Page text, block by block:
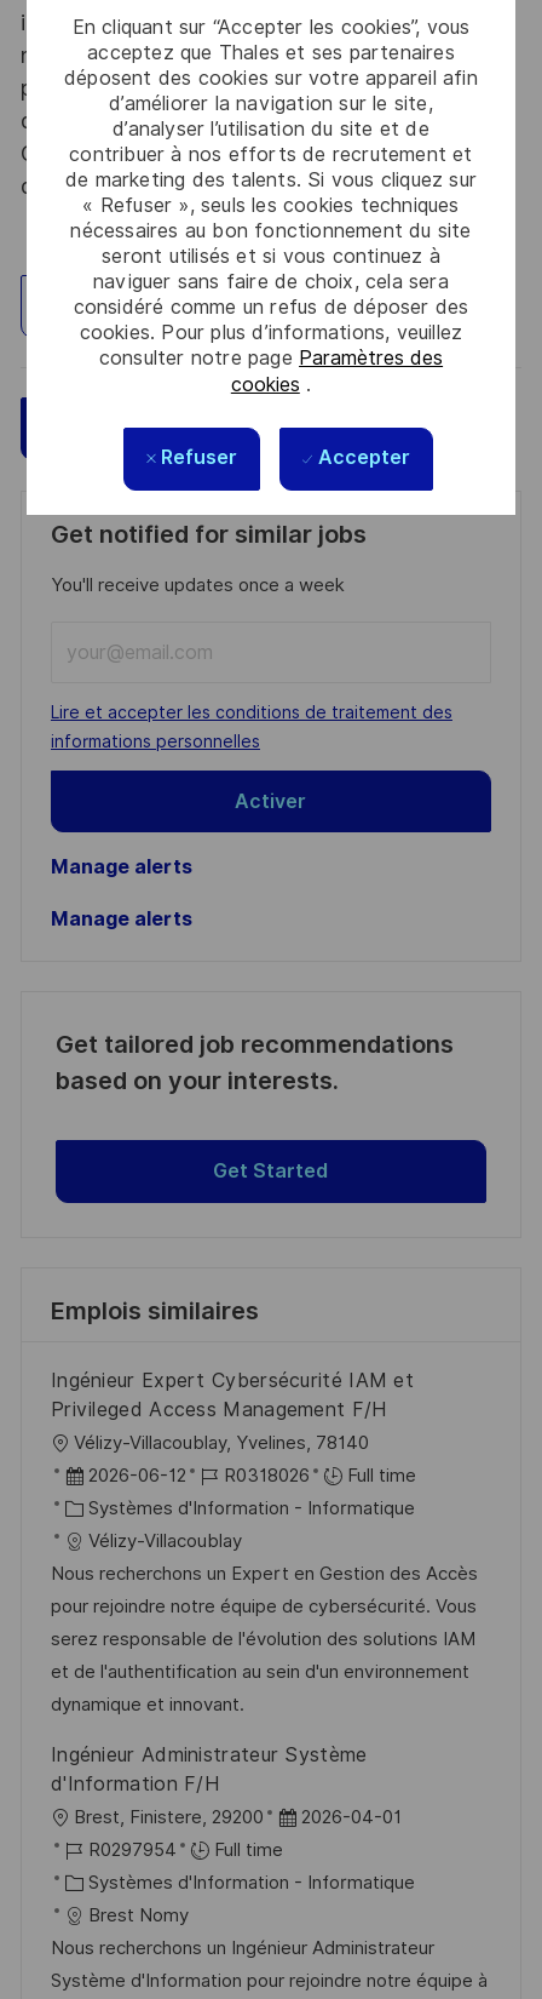
En cliquant sur “Accepter les cookies”, vous
acceptez que Thales et ses partenaires
déposent des cookies sur votre appareil afin
d’améliorer la navigation sur le site,
d’analyser l’utilisation du site et de
contribuer à nos efforts de recrutement et
de marketing des talents. Si vous cliquez sur
« Refuser », seuls les cookies techniques
nécessaires au bon fonctionnement du site
seront utilisés et si vous continuez à
naviguer sans faire de choix, cela sera
considéré comme un refus de déposer des
cookies. Pour plus d’informations, veuillez
consulter notre page Paramètres des
cookies .
Refuser Accepter
informations relevant du secret de la défense
nationale, la personne retenue fera l'objet d'une
procédure d’habilitation, conformément aux
dispositions des articles R.2311-1 et suivants du
Code de la défense et de l’IGI 1300 SGDSN/PSE
du 09 août 2021.
Explorez un site
Postulez maintenant Sauvegarder
Get notified for similar jobs
You'll receive updates once a week
Email
address
(Required)
Required
Lire et accepter les conditions de traitement des
informations personnelles
Activer
Manage alerts
Manage alerts
Get tailored job recommendations
based on your interests.
Get Started
Emplois similaires
Ingénieur Expert Cybersécurité IAM et
Privileged Access Management F/H
o
c
a
l
i
s
a
t
o
Vélizy-Villacoublay, Yvelines, 78140
D
a
t
e
d
’
a
f
i
a
e
2026-06-12
R
é
f
é
r
e
n
c
d
p
o
R0318026
Full time
C
a
t
é
g
o
r
e
Systèmes d'Information - Informatique
Vélizy-Villacoublay
Nous recherchons un Expert en Gestion des Accès
pour rejoindre notre équipe de cybersécurité. Vous
serez responsable de l'évolution des solutions IAM
et de l'authentification au sein d'un environnement
dynamique et innovant.
Ingénieur Administrateur Système
d'Information F/H
o
c
a
l
i
Brest, Finistere, 29200
D
a
t
d
’
2026-04-01
R
é
f
é
r
R0297954
Full time
C
a
t
é
Systèmes d'Information - Informatique
Brest Nomy
Nous recherchons un Ingénieur Administrateur
Système d'Information pour rejoindre notre équipe à